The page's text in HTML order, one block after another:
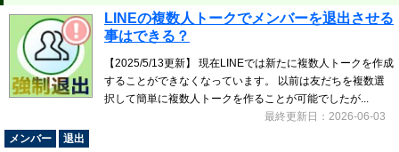
LINEの複数人トークでメンバーを退出させる
事はできる？
【2025/5/13更新】 現在LINEでは新たに複数人トークを作成
することができなくなっています。 以前は友だちを複数選
択して簡単に複数人トークを作ることが可能でしたが...
最終更新日：2026-06-03
メンバー
退出